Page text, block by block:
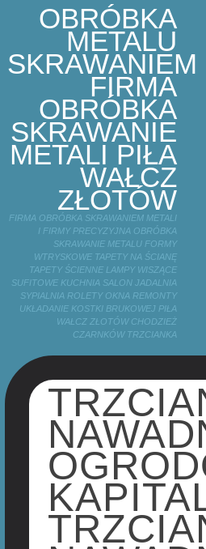
OBRÓBKA
METALU
SKRAWANIEM
FIRMA
OBRÓBKA
SKRAWANIE
METALI PIŁA
WAŁCZ
ZŁOTÓW
FIRMA OBRÓBKA SKRAWANIEM METALI
I FIRMY PRECYZYJNA OBRÓBKA
SKRAWANIE METALU FORMY
WTRYSKOWE TAPETY NA ŚCIANĘ
TAPETY ŚCIENNE LAMPY WISZĄCE
SUFITOWE KUCHNIA SALON JADALNIA
SYPIALNIA ROLETY OKNA REMONTY
UKŁADANIE KOSTKI BRUKOWEJ PIŁA
WAŁCZ ZŁOTÓW CHODZIEŻ
CZARNKÓW TRZCIANKA